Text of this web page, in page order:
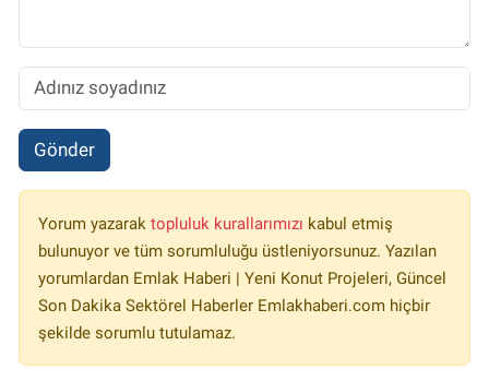
Gönder
Yorum yazarak topluluk kurallarımızı kabul etmiş
bulunuyor ve tüm sorumluluğu üstleniyorsunuz. Yazılan
yorumlardan Emlak Haberi | Yeni Konut Projeleri, Güncel
Son Dakika Sektörel Haberler Emlakhaberi.com hiçbir
şekilde sorumlu tutulamaz.